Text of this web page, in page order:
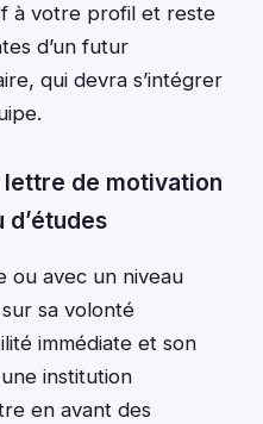
à votre profil et reste
d’un futur
qui devra s’intégrer
lettre de motivation
d’études
ou avec un niveau
sa volonté
immédiate et son
institution
en avant des